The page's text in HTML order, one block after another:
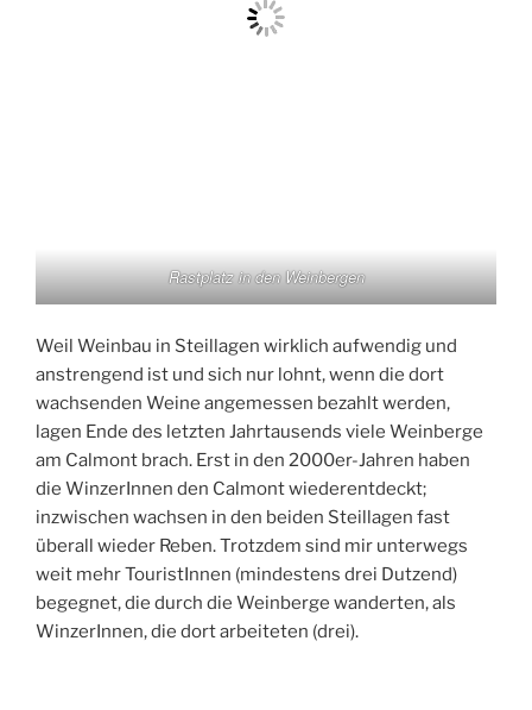
Rastplatz in den Weinbergen
Weil Weinbau in Steillagen wirklich aufwendig und
anstrengend ist und sich nur lohnt, wenn die dort
wachsenden Weine angemessen bezahlt werden,
lagen Ende des letzten Jahrtausends viele Weinberge
am Calmont brach. Erst in den 2000er-Jahren haben
die WinzerInnen den Calmont wiederentdeckt;
inzwischen wachsen in den beiden Steillagen fast
überall wieder Reben. Trotzdem sind mir unterwegs
weit mehr TouristInnen (mindestens drei Dutzend)
begegnet, die durch die Weinberge wanderten, als
WinzerInnen, die dort arbeiteten (drei).